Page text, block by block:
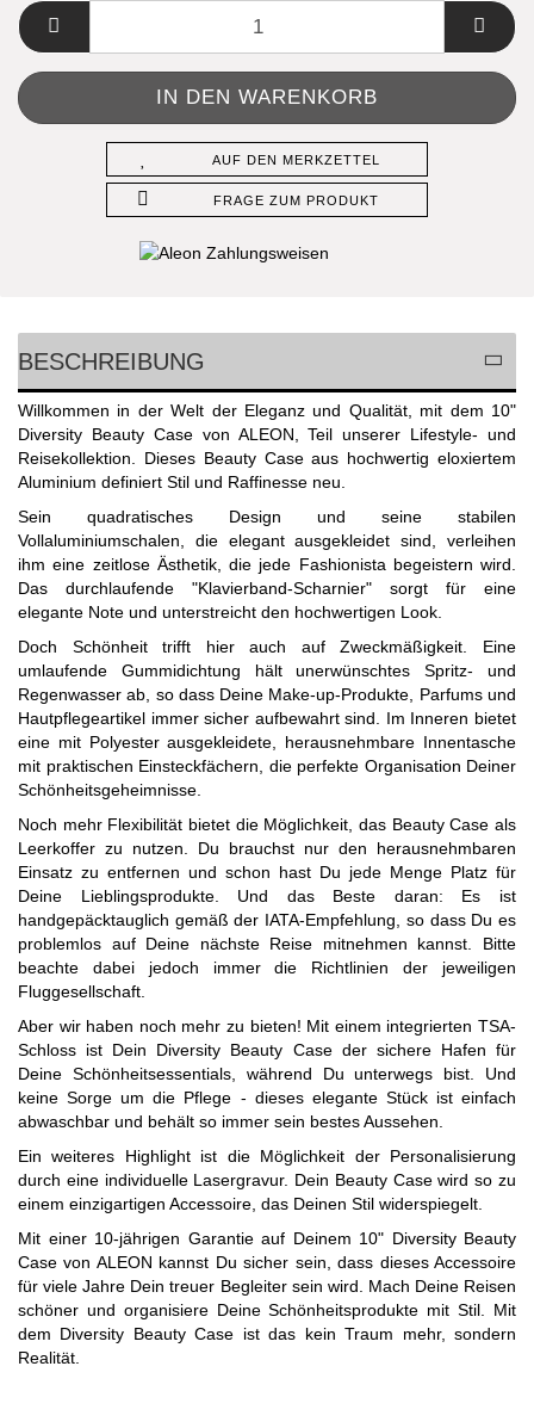
AUF DEN MERKZETTEL
FRAGE ZUM PRODUKT
BESCHREIBUNG
Willkommen in der Welt der Eleganz und Qualität, mit dem 10"
Diversity Beauty Case von ALEON, Teil unserer Lifestyle- und
Reisekollektion. Dieses Beauty Case aus hochwertig eloxiertem
Aluminium definiert Stil und Raffinesse neu.
Sein quadratisches Design und seine stabilen
Vollaluminiumschalen, die elegant ausgekleidet sind, verleihen
ihm eine zeitlose Ästhetik, die jede Fashionista begeistern wird.
Das durchlaufende "Klavierband-Scharnier" sorgt für eine
elegante Note und unterstreicht den hochwertigen Look.
Doch Schönheit trifft hier auch auf Zweckmäßigkeit. Eine
umlaufende Gummidichtung hält unerwünschtes Spritz- und
Regenwasser ab, so dass Deine Make-up-Produkte, Parfums und
Hautpflegeartikel immer sicher aufbewahrt sind. Im Inneren bietet
eine mit Polyester ausgekleidete, herausnehmbare Innentasche
mit praktischen Einsteckfächern, die perfekte Organisation Deiner
Schönheitsgeheimnisse.
Noch mehr Flexibilität bietet die Möglichkeit, das Beauty Case als
Leerkoffer zu nutzen. Du brauchst nur den herausnehmbaren
Einsatz zu entfernen und schon hast Du jede Menge Platz für
Deine Lieblingsprodukte. Und das Beste daran: Es ist
handgepäcktauglich gemäß der IATA-Empfehlung, so dass Du es
problemlos auf Deine nächste Reise mitnehmen kannst. Bitte
beachte dabei jedoch immer die Richtlinien der jeweiligen
Fluggesellschaft.
Aber wir haben noch mehr zu bieten! Mit einem integrierten TSA-
Schloss ist Dein Diversity Beauty Case der sichere Hafen für
Deine Schönheitsessentials, während Du unterwegs bist. Und
keine Sorge um die Pflege - dieses elegante Stück ist einfach
abwaschbar und behält so immer sein bestes Aussehen.
Ein weiteres Highlight ist die Möglichkeit der Personalisierung
durch eine individuelle Lasergravur. Dein Beauty Case wird so zu
einem einzigartigen Accessoire, das Deinen Stil widerspiegelt.
Mit einer 10-jährigen Garantie auf Deinem 10" Diversity Beauty
Case von ALEON kannst Du sicher sein, dass dieses Accessoire
für viele Jahre Dein treuer Begleiter sein wird. Mach Deine Reisen
schöner und organisiere Deine Schönheitsprodukte mit Stil. Mit
dem Diversity Beauty Case ist das kein Traum mehr, sondern
Realität.